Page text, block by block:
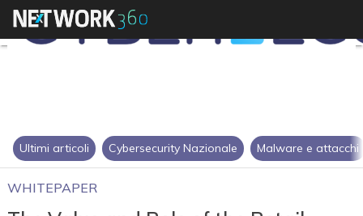
Ultimi articoli Cybersecurity Nazionale Malware e attacchi
WHITEPAPER